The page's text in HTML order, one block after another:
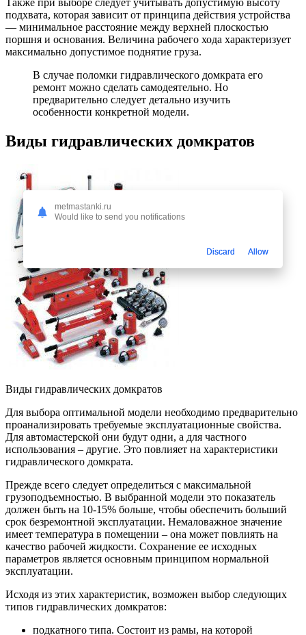
подхвата, которая зависит от принципа действия устройства
— минимальное расстояние между верхней плоскостью
поршня и основания. Величина рабочего хода характеризует
максимально допустимое поднятие груза.
В случае поломки гидравлического домкрата его
ремонт можно сделать самодеятельно. Но
предварительно следует детально изучить
особенности конкретной модели.
Виды гидравлических домкратов
Виды гидравлических домкратов
Для выбора оптимальной модели необходимо предварительно
проанализировать требуемые эксплуатационные свойства.
Для автомастерской они будут одни, а для частного
использования – другие. Это повлияет на характеристики
гидравлического домкрата.
Прежде всего следует определиться с максимальной
грузоподъемностью. В выбранной модели это показатель
должен быть на 10-15% больше, чтобы обеспечить больший
срок безремонтной эксплуатации. Немаловажное значение
имеет температура в помещении – она может повлиять на
качество рабочей жидкости. Сохранение ее исходных
параметров является основным принципом нормальной
эксплуатации.
Исходя из этих характеристик, возможен выбор следующих
типов гидравлических домкратов:
подкатного типа. Состоит из рамы, на которой
metmastanki.ru
Would like to send you notifications
Discard Allow